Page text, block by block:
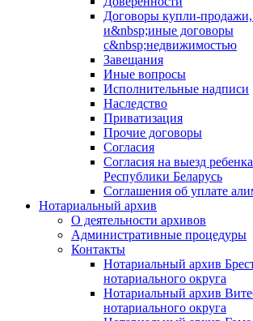
Договоры купли-
и&nbsp;иные договоры
с&nbsp;недвижимостью
Завещания
Иные вопросы
Исполнительные надписи
Наследство
Приватизация
Прочие договоры
Согласия
Согласия на выезд
Республики Беларусь
Соглашения об уплате
Нотариальный архив
О деятельности архивов
Административные процедуры
Контакты
Нотариальный архив
нотариального округа
Нотариальный архив
нотариального округа